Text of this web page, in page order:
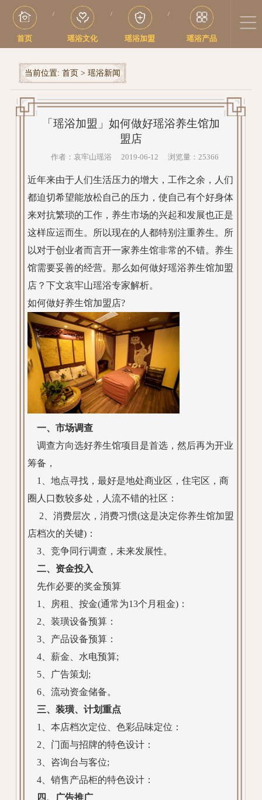
首页
/
瑶浴文化
/
瑶浴加盟
/
瑶浴产品
当前位置: 首页 > 瑶浴新闻
「瑶浴加盟」如何做好瑶浴养生馆加
盟店
作者：哀牢山瑶浴 2019-06-12 浏览量：25366
近年来由于人们生活压力的增大，工作之余，人们
都迫切希望能放松自己的压力，使自己有个好身体
来对抗繁琐的工作，养生市场的兴起和发展也正是
这样应运而生。所以现在的人都特别注重养生。所
以对于创业者而言开一家养生馆非常的不错。养生
馆需要妥善的经营。那么如何做好瑶浴养生馆加盟
店？下文哀牢山瑶浴专家解析。
如何做好养生馆加盟店?
一、市场调查
调查方向选好养生馆项目是首选，然后再为开业
筹备，
1、地点寻找，最好是地处商业区，住宅区，商
圈人口数较多处，人流不错的社区：
2、消费层次，消费习惯(这是决定你养生馆加盟
店档次的关键)：
3、竞争同行调查，未来发展性。
二、资金投入
先作必要的奖金预算
1、房租、按金(通常为13个月租金)：
2、装璜设备预算：
3、产品设备预算：
4、薪金、水电预算;
5、广告策划;
6、流动资金储备。
三、装璜、计划重点
1、本店档次定位、色彩品味定位：
2、门面与招牌的特色设计：
3、咨询台与客位;
4、销售产品柜的特色设计：
四、广告推广